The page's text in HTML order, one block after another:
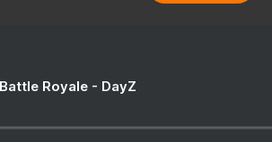
Royale - DayZ